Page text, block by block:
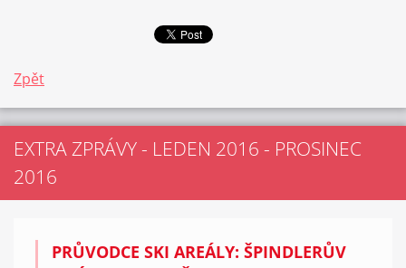
Zpět
EXTRA ZPRÁVY - LEDEN 2016 - PROSINEC
2016
PRŮVODCE SKI AREÁLY: ŠPINDLERŮV